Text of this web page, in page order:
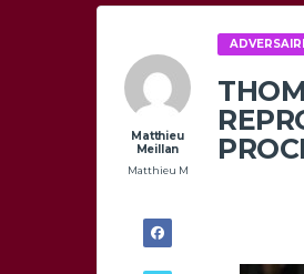
Matthieu
Meillan
Matthieu M